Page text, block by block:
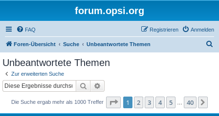
forum.opsi.org
FAQ Anmelden
Registrieren
Foren-Übersicht Suche Unbeantwortete Themen
Unbeantwortete Themen
Zur erweiterten Suche
Suche
Die Suche ergab mehr als 1000 Treffer Seite 1von 40
1 2 3 4 5 40